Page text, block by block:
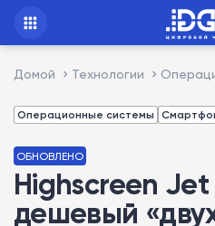
Домой Технологии
Операционные системы
ОБНОВЛЕНО
Highscreen
дешевый